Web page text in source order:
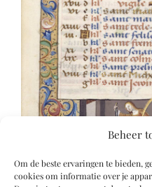
Beheer
Om de beste ervaringen te bieden,
cookies om informatie over je